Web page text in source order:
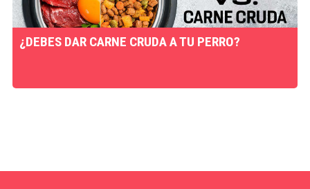
¿DEBES DAR CARNE CRUDA A TU PERRO?